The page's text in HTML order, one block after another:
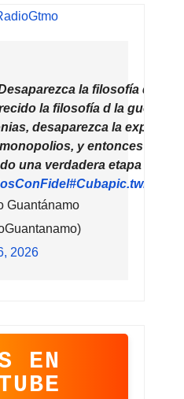
la filosofía del
la filosofía d la guerra!
desaparezca la
y entonces la
una verdadera etapa de
#Cuba
Guantánamo
2026
EN